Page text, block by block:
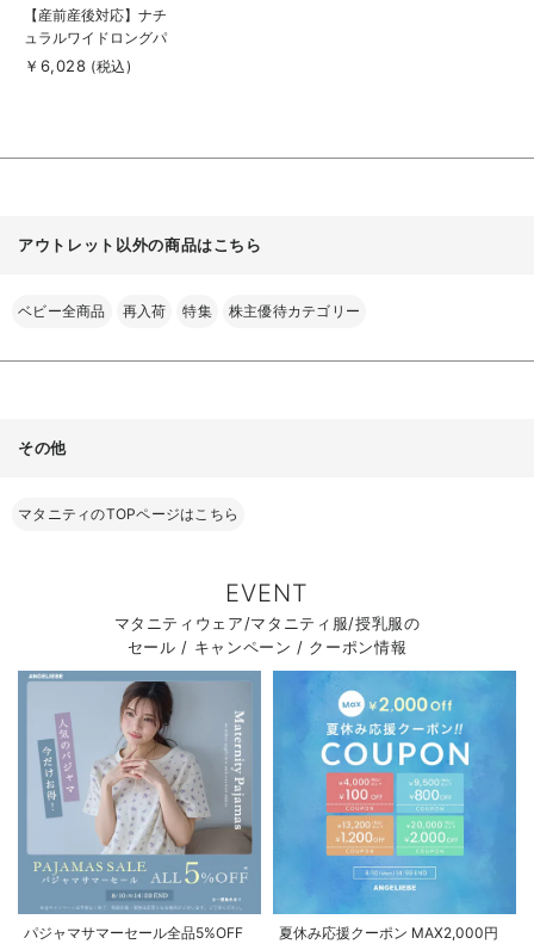
商
品
詳
細
を
【産前産後対応】ナチ
ュラルワイドロングパ
ンツ【出産後も長く使
￥6,028 (税込)
アウトレット以外の商品はこちら
ベビー全商品 再入荷 特集 株主優待カテゴリー
その他
マタニティのTOPページはこちら
EVENT
マタニティウェア/マタニティ服/授乳服の
セール / キャンペーン / クーポン情報
パジャマサマーセール全品5%OFF
夏休み応援クーポン MAX2,000円